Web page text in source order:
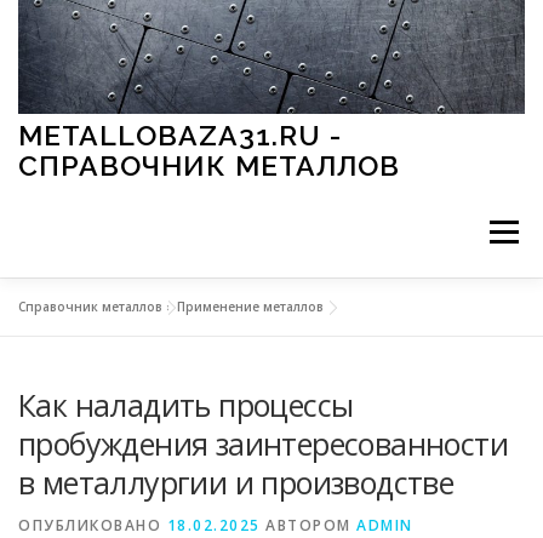
Перейти к содержимому
METALLOBAZA31.RU -
СПРАВОЧНИК МЕТАЛЛОВ
Меню
МЕТАЛЛЫ И ОКРУЖАЮЩАЯ СРЕДА
ПРИМЕНЕНИЕ МЕТАЛЛОВ
Справочник металлов »Применение металлов
Как наладить процессы
пробуждения заинтересованности
в металлургии и производстве
ОПУБЛИКОВАНО 18.02.2025 АВТОРОМ ADMIN